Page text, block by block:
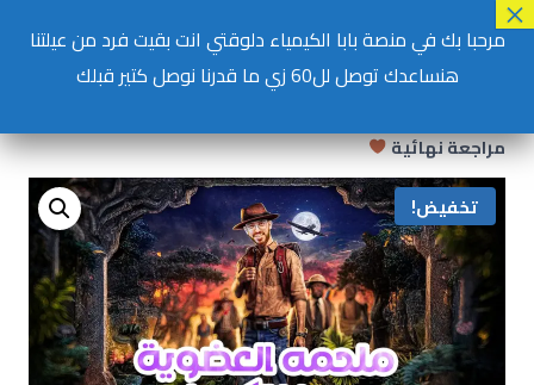
حساب جديد تسجيل دخول
مراجعة نهائية
تخفيض!
مرحبا بك في منصة بابا الكيمياء دلوقتي انت بقيت فرد من عيلتنا
هنساعدك توصل لل60 زي ما قدرنا نوصل كتير قبلك